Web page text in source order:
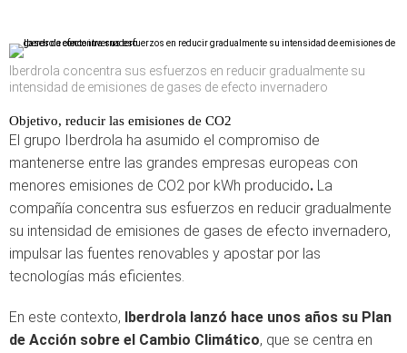
Iberdrola concentra sus esfuerzos en reducir gradualmente su
intensidad de emisiones de gases de efecto invernadero
Objetivo, reducir las emisiones de CO2
El grupo Iberdrola ha asumido el compromiso de
mantenerse entre las grandes empresas europeas con
menores emisiones de CO2 por kWh producido. La
compañía concentra sus esfuerzos en reducir gradualmente
su intensidad de emisiones de gases de efecto invernadero,
impulsar las fuentes renovables y apostar por las
tecnologías más eficientes.
En este contexto, Iberdrola lanzó hace unos años su Plan
de Acción sobre el Cambio Climático, que se centra en